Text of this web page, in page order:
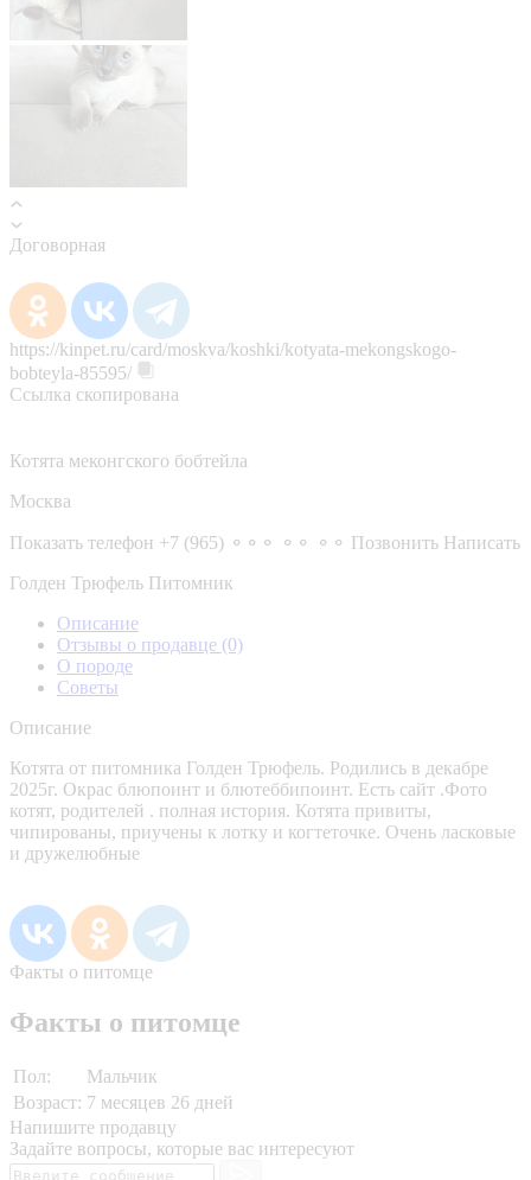
Договорная
https://kinpet.ru/card/moskva/koshki/kotyata-mekongskogo-
bobteyla-85595/
Ссылка скопирована
Котята меконгского бобтейла
Москва
Показать телефон +7 (965) ⚬⚬⚬ ⚬⚬ ⚬⚬ Позвонить Написать
Голден Трюфель Питомник
Описание
Отзывы о продавце (0)
О породе
Советы
Описание
Котята от питомника Голден Трюфель. Родились в декабре
2025г. Окрас блюпоинт и блютеббипоинт. Есть сайт .Фото
котят, родителей . полная история. Котята привиты,
чипированы, приучены к лотку и когтеточке. Очень ласковые
и дружелюбные
Факты о питомце
Факты о питомце
Пол:
Мальчик
Возраст: 7 месяцев 26 дней
Напишите продавцу
Задайте вопросы, которые вас интересуют